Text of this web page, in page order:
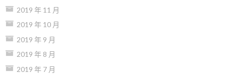
2019 年 11 月
2019 年 10 月
2019 年 9 月
2019 年 8 月
2019 年 7 月